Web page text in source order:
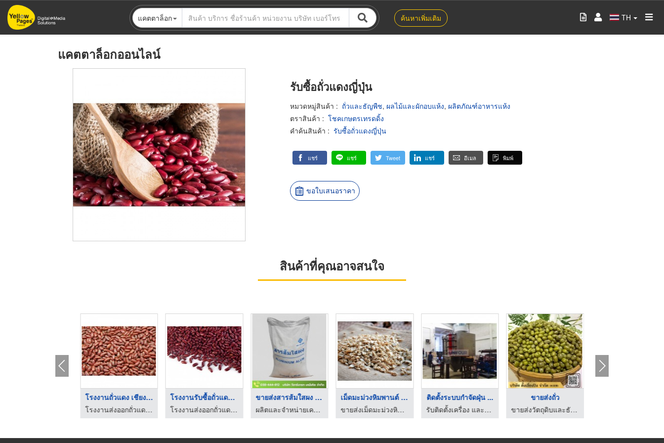
ข้าม
ไป
แคตตาล็อก ค้นหาเพิ่มเติม TH
แคตตาล็อกออนไลน์
รับซื้อถั่วแดงญี่ปุ่น
หมวดหมู่สินค้า : ถั่วและธัญพืช, ผลไม้และผักอบแห้ง, ผลิตภัณฑ์อาหารแห้ง
ตราสินค้า : โชคเกษตรเทรดดิ้ง
คำค้นสินค้า : รับซื้อถั่วแดงญี่ปุ่น
แชร์ แชร์ Tweet แชร์ อีเมล พิมพ์
ขอใบเสนอราคา
สินค้าที่คุณอาจสนใจ
โรงงานถั่วแดง เชียงใ ...
โรงงานส่งออกถั่วแดง เชียงใหม่ - โชคเกษตรเทรดดิ้ง
โรงงานรับซื้อถั่วแดง ...
โรงงานส่งออกถั่วแดง เชียงใหม่ - โชคเกษตรเทรดดิ้ง
ขายส่งสารส้มใสผง ชลบ ...
ผลิตและจำหน่ายเคมีภัณฑ์ระบบ Boiler ระบบ RO
เม็ดมะม่วงหิมพานต์ เ ...
ขายส่งเม็ดมะม่วงหิมพานต์ - เกียรติคุณพานิช ชลบุรี
ติดตั้งระบบกำจัดฝุ่น ...
รับติดตั้งเครื่อง และงานเดินระบบท่อ - ยูนิโฟร์ เอ็นจิเนียริ่ง
ขายส่งถั่ว
ขายส่งวัตถุดิบและธัญพืช